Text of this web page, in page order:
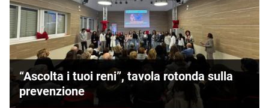
“Ascolta i tuoi reni”, tavola rotonda sulla
prevenzione